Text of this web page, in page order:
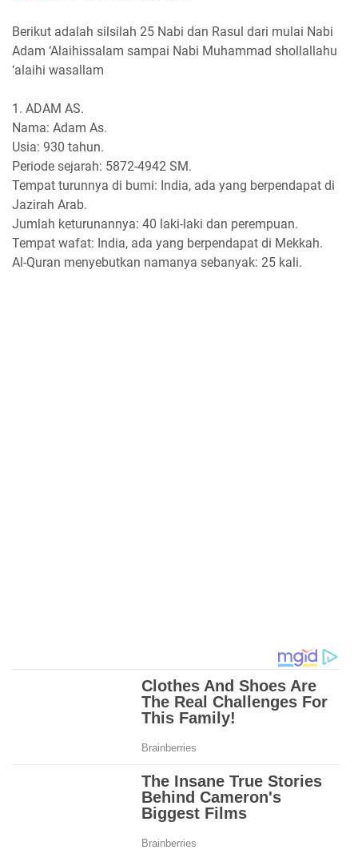
Berikut adalah silsilah 25 Nabi dan Rasul dari mulai Nabi
Adam ‘Alaihissalam sampai Nabi Muhammad shollallahu
‘alaihi wasallam
1. ADAM AS.
Nama: Adam As.
Usia: 930 tahun.
Periode sejarah: 5872-4942 SM.
Tempat turunnya di bumi: India, ada yang berpendapat di
Jazirah Arab.
Jumlah keturunannya: 40 laki-laki dan perempuan.
Tempat wafat: India, ada yang berpendapat di Mekkah.
Al-Quran menyebutkan namanya sebanyak: 25 kali.